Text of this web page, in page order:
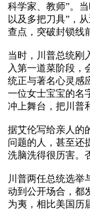
科学家、教师”。
以及多把刀具”，
查点，突破封锁线
当时，川普总统刚
入第一道菜阶段，
统正与著名心灵感
一位女士宝宝的名
冲上舞台，把川普
据艾伦写给亲人的
问题的人，甚至还
洗脑洗得很历害。
川普两任总统选举
动到公开场合，都
为夷，相比美国历